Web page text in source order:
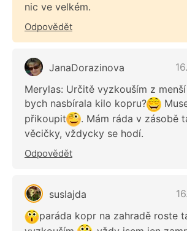
nic ve velkém.
Odpovědět
JanaDorazinova
Merylas: Určitě vyzkouším z
bych nasbírala kilo kopru?
přikoupit
. Mám ráda v zásobě
věcičky, vždycky se hodí.
Odpovědět
suslajda
paráda kopr na zahradě roste